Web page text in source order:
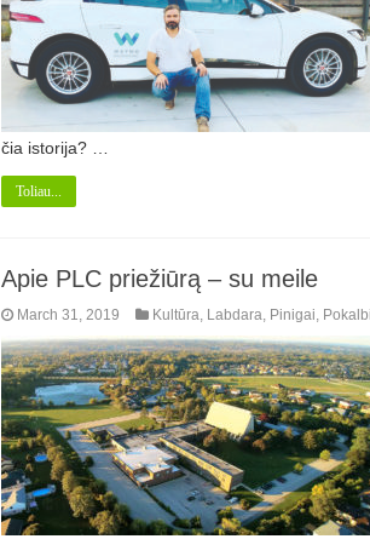
čia istorija? …
Toliau...
Apie PLC priežiūrą – su meile
March 31, 2019 Kultūra Labdara Pinigai